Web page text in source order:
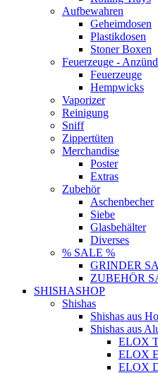
Aufbewahren
Geheimdosen
Plastikdosen
Stoner Boxen
Feuerzeuge -
Feuerzeuge
Hempwicks
Vaporizer
Reinigung
Sniff
Zippertüten
Merchandise
Poster
Extras
Zubehör
Aschenbecher
Siebe
Glasbehälter
Diverses
% SALE %
GRINDER
ZUBEHÖR
SHISHASHOP
Shishas
Shishas aus
Shishas aus
ELOX
ELOX
ELOX